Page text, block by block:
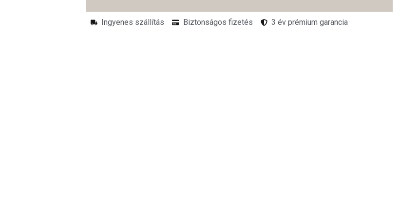
Ingyenes szállítás Biztonságos fizetés 3 év prémium garancia